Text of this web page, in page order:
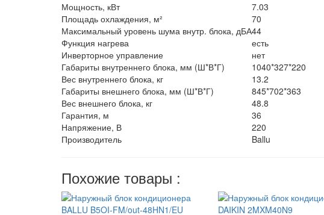
Мощность, кВт
7.03
Площадь охлаждения, м²
70
Максимальный уровень шума внутр. блока, дБА44
Функция нагрева
есть
Инверторное управление
нет
Габариты внутреннего блока, мм (Ш*В*Г)
1040*327*220
Вес внутреннего блока, кг
13.2
Габариты внешнего блока, мм (Ш*В*Г)
845*702*363
Вес внешнего блока, кг
48.8
Гарантия, м
36
Напряжение, В
220
Производитель
Ballu
Похожие товары :